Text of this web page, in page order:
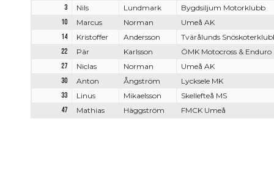
3 Nils Lundmark
Bygdsiljum Motorklubb
10
Marcus Norman
Umeå AK
14
Kristoffer Andersson
Tvärålunds
22
Pär Karlsson
ÖMK Motocross & Enduro
27
Niclas Norman
Umeå AK
30
Anton Ångström
Lycksele MK
33
Linus Mikaelsson
Skellefteå MS
47
Mathias Häggström FMCK Umeå